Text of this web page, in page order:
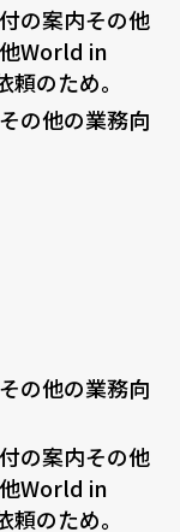
の案内その他
World in
のため。
の他の業務向
の他の業務向
の案内その他
World in
のため。